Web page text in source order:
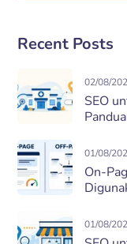
Recent Posts
02/08/
SEO
01/08/
On-
01/08/